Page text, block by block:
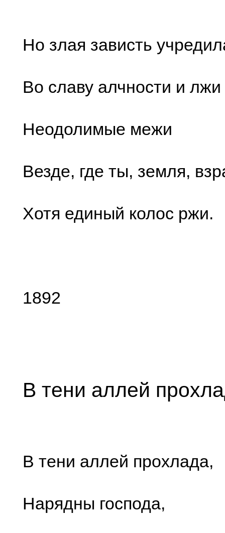
Но злая зависть
Во славу алчности и лжи
Неодолимые межи
Везде, где ты, земля,
Хотя единый колос ржи.
1892
В тени аллей
В тени аллей прохлада,
Нарядны господа,